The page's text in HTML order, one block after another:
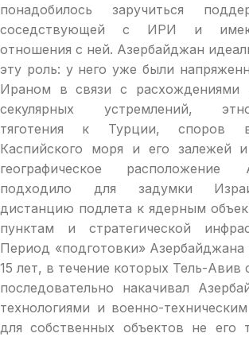
понадобилось заручиться
соседствующей с ИРИ и
отношения с ней. Азербайджан
эту роль: у него уже были
Ираном в связи с расхождениями
секулярных устремлений, этно-
тяготения к Турции, споров
Каспийского моря и его залежей
географическое
подходило для задумки
дистанцию подлета к ядерным
пунктам и стратегической
Период «подготовки» Азербайджана
15 лет, в течение которых Тель-Авив
последовательно накачивал
технологиями и военно-
для собственных объектов не его